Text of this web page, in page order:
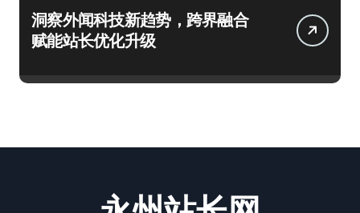
洞察外闻科技新趋势，跨界融合
赋能站长优化升级